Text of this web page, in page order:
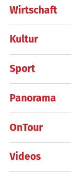
Wirtschaft
Kultur
Sport
Panorama
OnTour
Videos